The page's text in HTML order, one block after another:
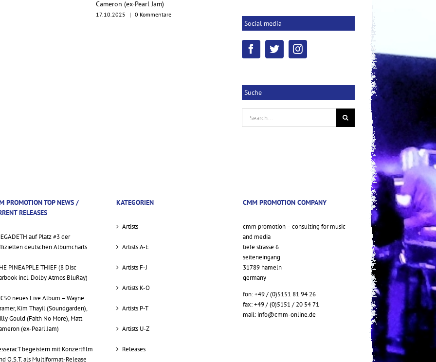
17.10.2025 | 0 Kommentare
Social media
Suche
PROMOTION TOP NEWS /
RELEASES
auf Platz #3 der
deutschen Albumcharts
PINEAPPLE THIEF (8 Disc
incl. Dolby Atmos BluRay)
neues Live Album – Wayne
Kim Thayil (Soundgarden),
Gould (Faith No More), Matt
(ex-Pearl Jam)
begeistern mit Konzertfilm
O.S.T. als Multiformat-Release
KATEGORIEN
Artists
Artists A-E
Artists F-J
Artists K-O
Artists P-T
Artists U-Z
Releases
CMM PROMOTION COMPANY
cmm promotion – consulting for music
and media
tiefe strasse 6
seiteneingang
31789 hameln
germany
fon: +49 / (0)5151 81 94 26
fax: +49 / (0)5151 / 20 54 71
mail: info@cmm-online.de